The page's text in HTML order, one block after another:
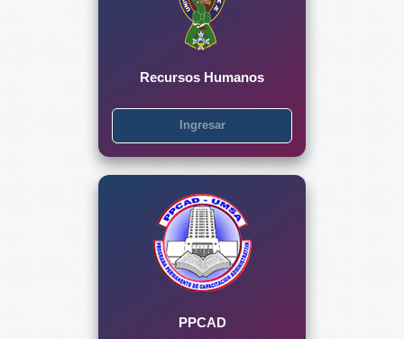
Recursos Humanos
Ingresar
PPCAD